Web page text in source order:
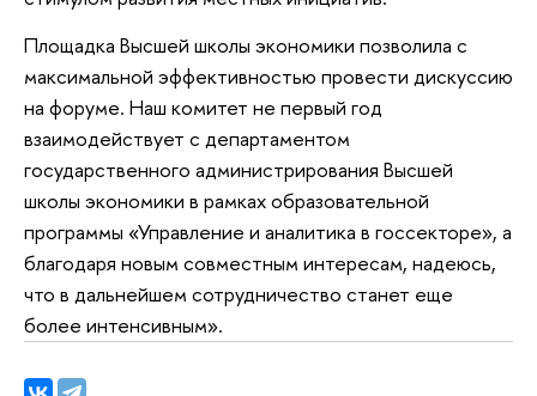
Площадка Высшей школы экономики позволила с
максимальной эффективностью провести дискуссию
на форуме. Наш комитет не первый год
взаимодействует с департаментом
государственного администрирования Высшей
школы экономики в рамках образовательной
программы «Управление и аналитика в госсекторе», а
благодаря новым совместным интересам, надеюсь,
что в дальнейшем сотрудничество станет еще
более интенсивным».